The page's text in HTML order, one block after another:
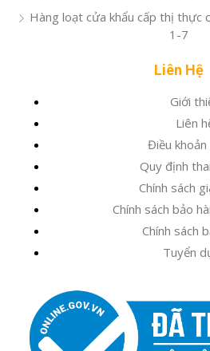
Hàng loạt cửa khẩu cấp thị thực
1-7
Liên Hệ
Giới
Liên
Điều khoản
Quy định
Chính sách
Chính sách bảo
Chính sách
Tuyển